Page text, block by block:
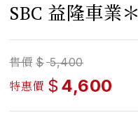
SBC 益隆車業＊
售價 $ 5,400
特惠價 $ 4,600